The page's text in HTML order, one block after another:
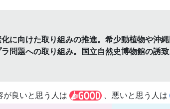
に向けた取り組みの推進。希少動植物や沖
問題への取り組み。国立自然史博物館の誘
が良いと思う人は 、悪いと思う人は